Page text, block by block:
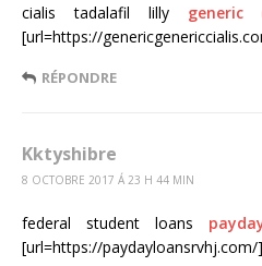
cialis tadalafil lilly generic
[url=https://
RÉPONDRE
Kktyshibre
8 OCTOBRE 2017 Á 23 H 44 MIN
federal student loans
[url=https://paydayloansrvhj.com/